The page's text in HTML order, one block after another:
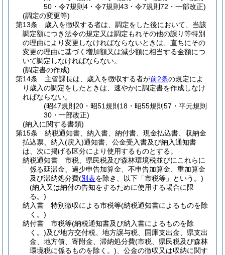
50・令7規則4・令7規則43・令7規則72・一部改正)
(調定の変更等)
第13条
歳入を徴収する者は、調定をした後において、当該
調定額につき法令の規定又は調定もれその他の誤り等特別
の理由により変更しなければならないときは、直ちにその
変更の理由に基づく増加額又は減少額に相当する金額につ
いて調定しなければならない。
(調定書の作成)
第14条
主管課長は、歳入を徴収する者が前2条の規定によ
り歳入の調定をしたときは、速やかに調定書を作成しなけ
ればならない。
(昭47規則20・昭51規則18・昭55規則57・平元規則
30・一部改正)
(納入に関する書類)
第15条
納税通知書、納入書、納付書、現金払込書、収納金
払込票、納入(戻入)通知書、公金受入書及び納入通知書
は、次に掲げる区分により使用するものとする。
納税通知書 市税、県民税及び森林環境税並びにこれらに
係る延滞金、過少申告加算金、不申告加算金、重加算金
及び滞納処分費(別表を除き、以下「市税等」という。)
(納入又は納付の告知をするために使用する場合に限
る。)
納入書 特別徴収による市税等(納税通知書によるものを除
く。)
納付書 市税等(納税通知書及び納入書によるものを除
く。)及び地方交付税、地方譲与税、国庫支出金、県支出
金、地方債、寄附金、滞納処分費(市税、県民税及び森林
環境税に係るものを除く。) 、公金の徴収又は収納に関す